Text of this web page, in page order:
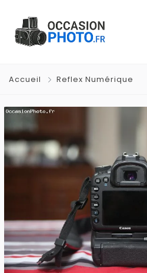
Accueil Reflex Numérique